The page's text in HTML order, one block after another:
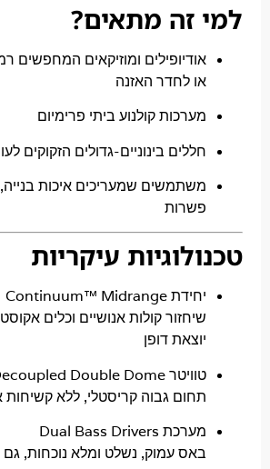
זה מתאים?
ומוזיקאים המחפשים רמקול איכותי
לחדר האזנה
קולנוע ביתי פרימיום
בינוניים-גדולים הזקוקים לעוצמה וניקיון
שמעריכים איכות בנייה, עיצוב
עיקריות
קולות אנושיים וכלים אקוסטיים ברמת
גבוה קריסטלי, ללא קשיחות או עייפות
עמוק, נשלט ומלא נוכחות, גם בחללים